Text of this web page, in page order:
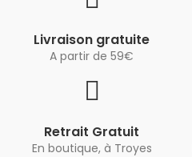
Livraison gratuite
A partir de 59€
Retrait Gratuit
En boutique, à Troyes